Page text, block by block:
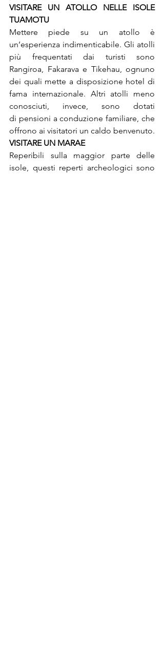
VISITARE UN ATOLLO NELLE ISOLE
Mettere piede su un atollo è
un’esperienza indimenticabile. Gli atolli
più frequentati dai turisti sono
Rangiroa, Fakarava e Tikehau, ognuno
dei quali mette a disposizione hotel di
fama internazionale. Altri atolli meno
conosciuti, invece, sono dotati
di pensioni a conduzione familiare, che
offrono ai visitatori un caldo benvenuto.
Reperibili sulla maggior parte delle
isole, questi reperti archeologici sono